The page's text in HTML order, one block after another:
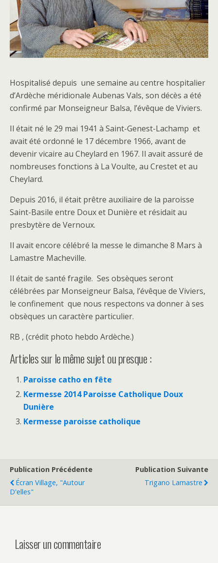
Hospitalisé depuis une semaine au centre hospitalier
d’Ardèche méridionale Aubenas Vals, son décès a été
confirmé par Monseigneur Balsa, l’évêque de Viviers.
Il était né le 29 mai 1941 à Saint-Genest-Lachamp et
avait été ordonné le 17 décembre 1966, avant de
devenir vicaire au Cheylard en 1967. Il avait assuré de
nombreuses fonctions à La Voulte, au Crestet et au
Cheylard.
Depuis 2016, il était prêtre auxiliaire de la paroisse
Saint-Basile entre Doux et Dunière et résidait au
presbytère de Vernoux.
Il avait encore célébré la messe le dimanche 8 Mars à
Lamastre Macheville.
Il était de santé fragile. Ses obsèques seront
célébrées par Monseigneur Balsa, l’évêque de Viviers,
le confinement que nous respectons va donner à ses
obsèques un caractère particulier.
RB , (crédit photo hebdo Ardèche.)
Articles sur le même sujet ou presque :
Paroisse catho en fête
Kermesse 2014 Paroisse Catholique Doux
Dunière
Kermesse paroisse catholique
Publication Précédente
Écran Village, "Autour
D'elles"
Publication Suivante
Trigano Lamastre
Laisser un commentaire